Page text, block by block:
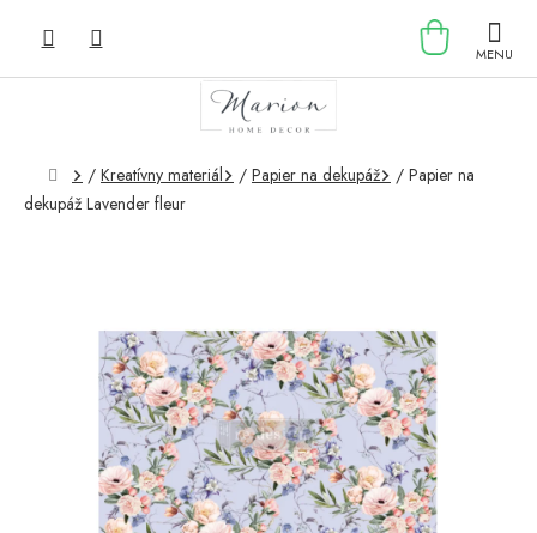
KOŠÍK
Domov
/ Kreatívny materiál / Papier na dekupáž / Papier na
dekupáž Lavender fleur